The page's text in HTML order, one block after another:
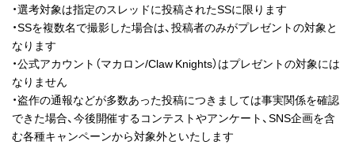
・選考対象は指定のスレッドに投稿されたSSに限ります
・SSを複数名で撮影した場合は、投稿者のみがプレゼントの対象と
なります
・公式アカウント（マカロン/Claw Knights）はプレゼントの対象には
なりません
・盗作の通報などが多数あった投稿につきましては事実関係を確認
できた場合、今後開催するコンテストやアンケート、SNS企画を含
む各種キャンペーンから対象外といたします